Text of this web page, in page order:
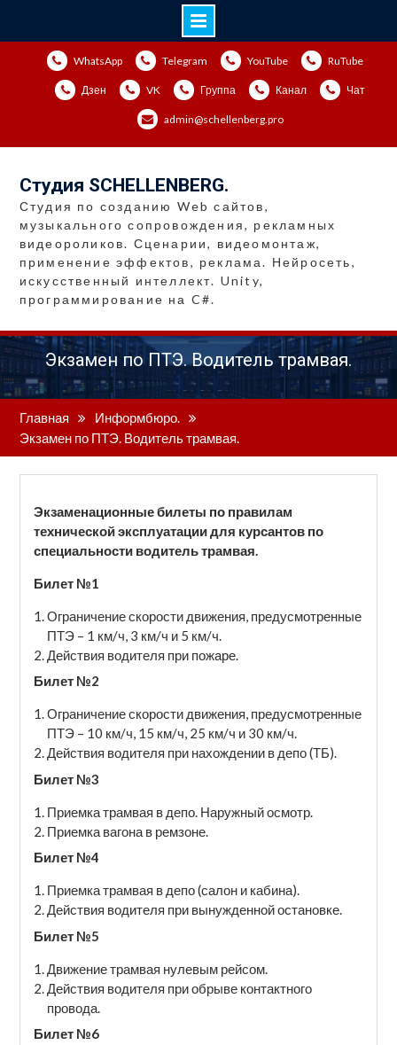
содержимому
WhatsApp Telegram YouTube RuTube
Дзен VK Группа Канал Чат
admin@schellenberg.pro
Студия SCHELLENBERG.
Студия по созданию Web сайтов,
музыкального сопровождения, рекламных
видеороликов. Сценарии, видеомонтаж,
применение эффектов, реклама. Нейросеть,
искусственный интеллект. Unity,
программирование на C#.
Экзамен по ПТЭ. Водитель трамвая.
Главная
Информбюро.
Экзамен по ПТЭ. Водитель трамвая.
Экзаменационные билеты по правилам
технической эксплуатации для курсантов по
специальности водитель трамвая.
Билет №1
Ограничение скорости движения, предусмотренные
ПТЭ – 1 км/ч, 3 км/ч и 5 км/ч.
Действия водителя при пожаре.
Билет №2
Ограничение скорости движения, предусмотренные
ПТЭ – 10 км/ч, 15 км/ч, 25 км/ч и 30 км/ч.
Действия водителя при нахождении в депо (ТБ).
Билет №3
Приемка трамвая в депо. Наружный осмотр.
Приемка вагона в ремзоне.
Билет №4
Приемка трамвая в депо (салон и кабина).
Действия водителя при вынужденной остановке.
Билет №5
Движение трамвая нулевым рейсом.
Действия водителя при обрыве контактного
провода.
Билет №6